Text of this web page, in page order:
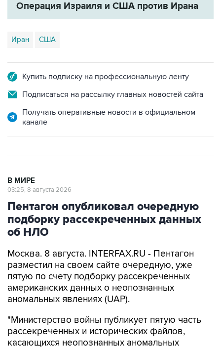
Операция Израиля и США против Ирана
Иран США
Купить подписку на профессиональную ленту
Подписаться на рассылку главных новостей сайта
Получать оперативные новости в официальном
канале
В МИРЕ
03:25, 8 августа 2026
Пентагон опубликовал очередную
подборку рассекреченных данных
об НЛО
Москва. 8 августа. INTERFAX.RU - Пентагон
разместил на своем сайте очередную, уже
пятую по счету подборку рассекреченных
американских данных о неопознанных
аномальных явлениях (UAP).
"Министерство войны публикует пятую часть
рассекреченных и исторических файлов,
касающихся неопознанных аномальных